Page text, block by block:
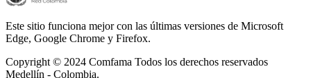
Este sitio funciona mejor con las últimas versiones de Microsoft
Edge, Google Chrome y Firefox.
Copyright © 2024 Comfama Todos los derechos reservados
Medellín - Colombia.